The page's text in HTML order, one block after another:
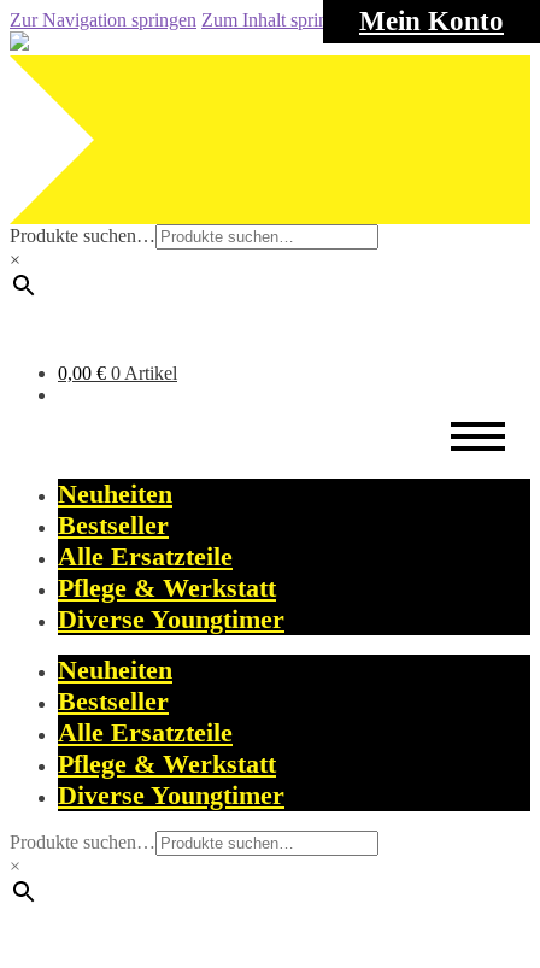
Mein Konto
Zur Navigation springen Zum Inhalt springen
Produkte suchen…
×
0,00 € 0 Artikel
Neuheiten
Bestseller
Alle Ersatzteile
Pflege & Werkstatt
Diverse Youngtimer
Neuheiten
Bestseller
Alle Ersatzteile
Pflege & Werkstatt
Diverse Youngtimer
Produkte suchen…
×